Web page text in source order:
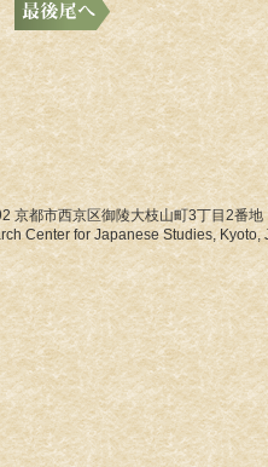
京都市西京区御陵大枝山町3丁目2番地
Center for Japanese Studies, Kyoto,